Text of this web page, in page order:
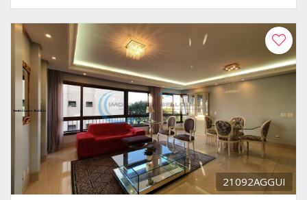
21092AGGUI